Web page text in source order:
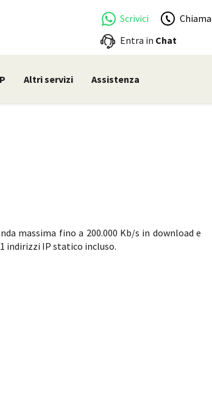
Scrivici
Entra in Chat
Altri servizi Assistenza
massima fino a 200.000 Kb/s in download e
indirizzi IP statico incluso.